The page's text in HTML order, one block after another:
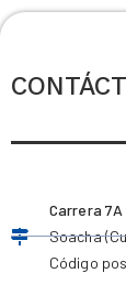
Carrera 7A
Soacha
Código